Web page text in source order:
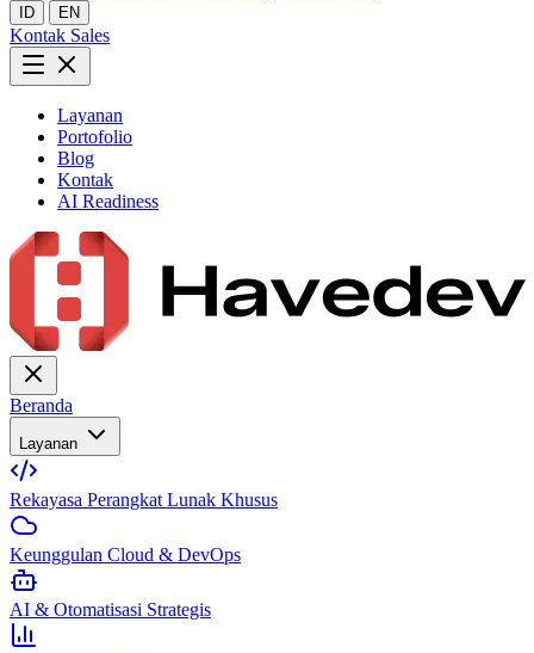
ID EN
Kontak Sales
Layanan
Portofolio
Blog
Kontak
AI Readiness
Beranda
Layanan
Rekayasa Perangkat Lunak Khusus
Keunggulan Cloud & DevOps
AI & Otomatisasi Strategis